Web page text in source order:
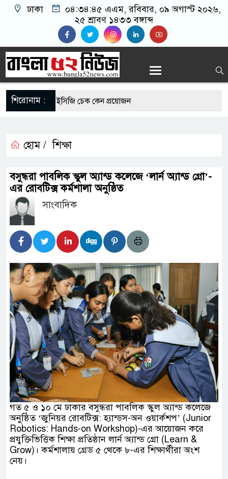
ঢাকা ০৪:৩৪:৪৫ এএম, রবিবার, ০৯ অগাস্ট ২০২৬,
২৫ শ্রাবণ ১৪৩৩ বঙ্গাব্দ
শিরোনাম :
নিয়মিত ইসিজি চেক কেন প্রয়োজন
মিলল মাইক্রোপ্লাস্টিক, বেশি কই মাছে
বাড়ীর মোঃ আঃ খালেকের ইন্তেকাল
ব্যবসায়িক অগ্রযাত্রায় নতুন অধ্যায়
স্থিতিশীল সরকার,প্রবাসীদের বিনিয়োগের এখনই
স্থিতিশীল সরকার,প্রবাসীদের বিনিয়োগের এখনই
নিচে গাঁজার ড্রাম, মাদক কারবারি আটক
বাজেট সংশোধনের দাবিতে ফরিদগঞ্জে অহিংস
উঠান বৈঠক
হোম / শিক্ষা
বসুন্ধরা পাবলিক স্কুল অ্যান্ড কলেজে ‘লার্ন অ্যান্ড গ্রো’-
এর রোবটিক্স কর্মশালা অনুষ্ঠিত
সাংবাদিক
গত ৫ ও ১০ মে ঢাকার বসুন্ধরা পাবলিক স্কুল অ্যান্ড কলেজে
অনুষ্ঠিত ‘জুনিয়র রোবটিক্স: হ্যান্ডস-অন ওয়ার্কশপ’ (Junior
Robotics: Hands-on Workshop)-এর আয়োজন করে
প্রযুক্তিভিত্তিক শিক্ষা প্রতিষ্ঠান লার্ন অ্যান্ড গ্রো (Learn &
Grow)। কর্মশালায় গ্রেড ৫ থেকে ৮-এর শিক্ষার্থীরা অংশ
নেয়।